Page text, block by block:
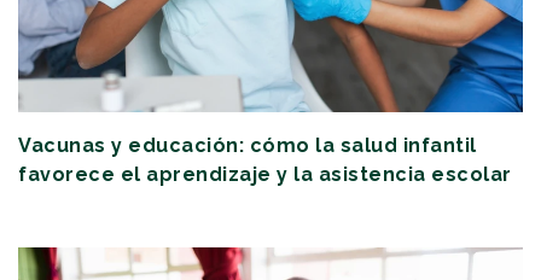
Vacunas y educación: cómo la salud infantil
favorece el aprendizaje y la asistencia escolar